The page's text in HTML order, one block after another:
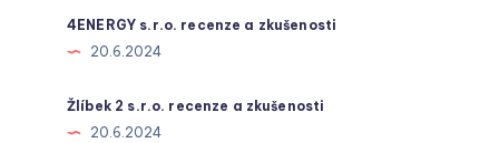
4ENERGY s.r.o. recenze a zkušenosti
20.6.2024
Žlíbek 2 s.r.o. recenze a zkušenosti
20.6.2024